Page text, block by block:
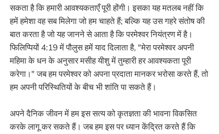
सकता है कि हमारी आवश्यकताएँ पूरी होंगी। इसका यह मतलब नहीं कि
हमें हमेशा वह सब मिलेगा जो हम चाहते हैं; बल्कि यह उस गहरे संतोष की
बात करता है जो यह जानने से आता है कि परमेश्वर नियंत्रण में है।
फिलिप्पियों 4:19 में पौलुस हमें याद दिलाता है, "मेरा परमेश्वर अपनी
महिमा के धन के अनुसार मसीह यीशु में तुम्हारी हर आवश्यकता पूरी
करेगा।" जब हम परमेश्वर को अपना प्रदाता मानकर भरोसा करते हैं, तो
हम अपनी परिस्थितियों के बीच भी शांति पा सकते हैं।
अपने दैनिक जीवन में हम इस सत्य को कृतज्ञता की भावना विकसित
करके लागू कर सकते हैं। जब हम इस पर ध्यान केंद्रित करते हैं कि